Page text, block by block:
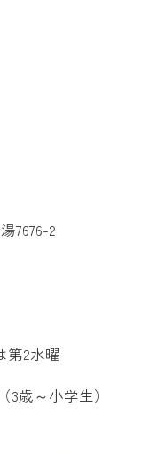
7676-2
第2水曜
3歳～小学生）